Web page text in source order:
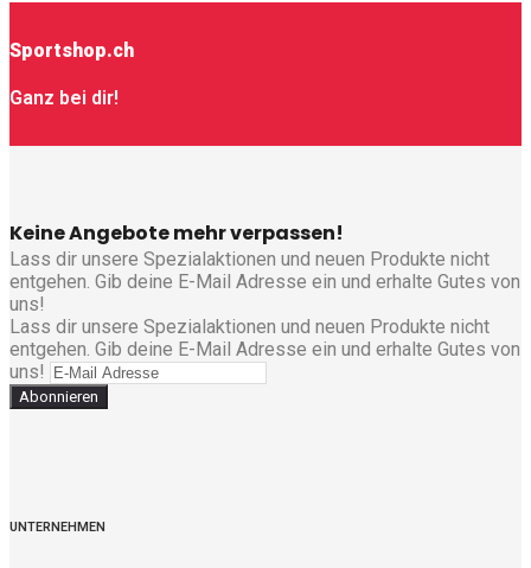
Sportshop.ch
Ganz bei dir!
Keine Angebote mehr verpassen!
Lass dir unsere Spezialaktionen und neuen Produkte nicht
entgehen. Gib deine E-Mail Adresse ein und erhalte Gutes von
uns!
Lass dir unsere Spezialaktionen und neuen Produkte nicht
entgehen. Gib deine E-Mail Adresse ein und erhalte Gutes von
uns!
Abonnieren
UNTERNEHMEN